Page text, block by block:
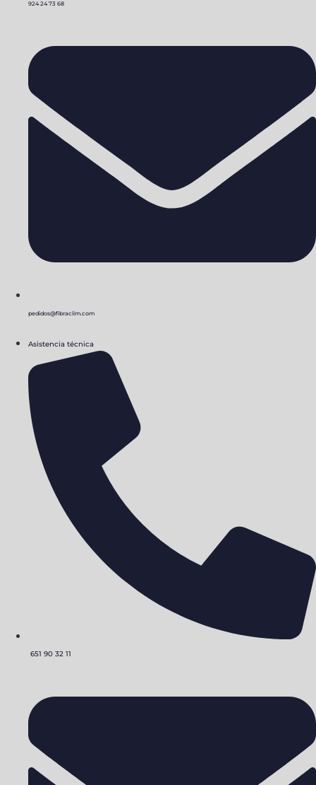
924 24 73 68
pedidos@fibraclim.com
Asistencia técnica
651 90 32 11